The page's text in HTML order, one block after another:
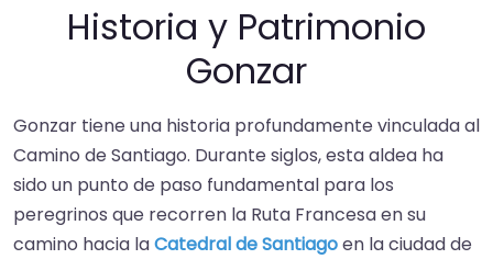
Historia y Patrimonio
Gonzar
Gonzar tiene una historia profundamente vinculada al
Camino de Santiago. Durante siglos, esta aldea ha
sido un punto de paso fundamental para los
peregrinos que recorren la Ruta Francesa en su
camino hacia laCatedral de Santiagoen la ciudad de